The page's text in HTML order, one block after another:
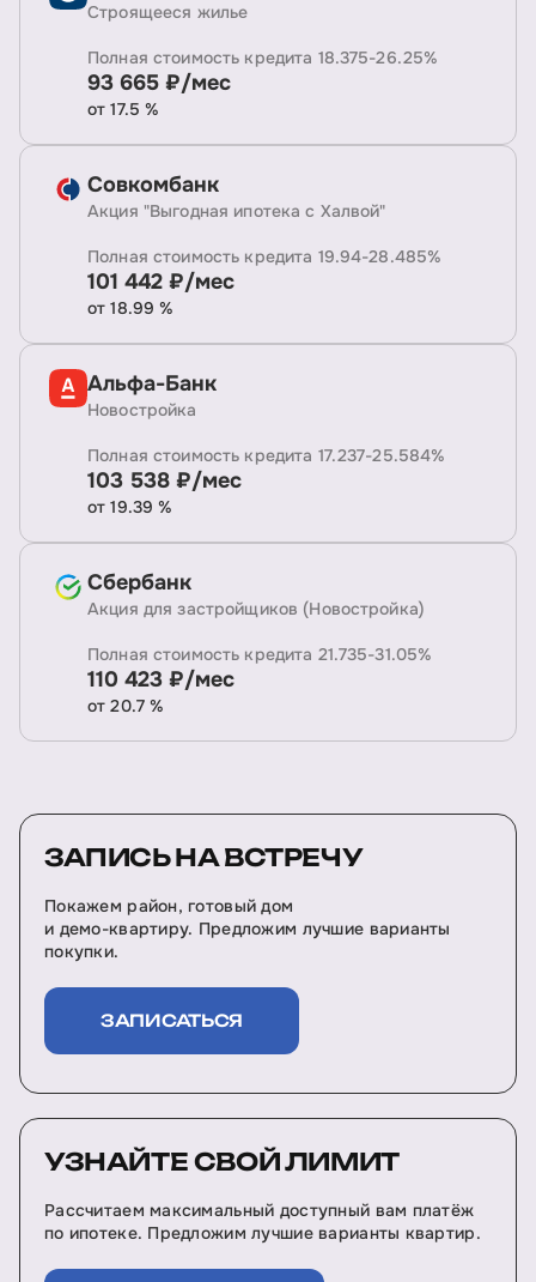
Строящееся жилье
Полная стоимость кредита 18.375-26.25%
93 665 ₽/мес
от 17.5 %
Совкомбанк
Акция "Выгодная ипотека с Халвой"
Полная стоимость кредита 19.94-28.485%
101 442 ₽/мес
от 18.99 %
Альфа-Банк
Новостройка
Полная стоимость кредита 17.237-25.584%
103 538 ₽/мес
от 19.39 %
Сбербанк
Акция для застройщиков (Новостройка)
Полная стоимость кредита 21.735-31.05%
110 423 ₽/мес
от 20.7 %
ЗАПИСЬ НА ВСТРЕЧУ
Покажем район, готовый дом
и демо-квартиру. Предложим лучшие варианты
покупки.
ЗАПИСАТЬСЯ
УЗНАЙТЕ СВОЙ ЛИМИТ
Рассчитаем максимальный доступный вам платёж
по ипотеке. Предложим лучшие варианты квартир.